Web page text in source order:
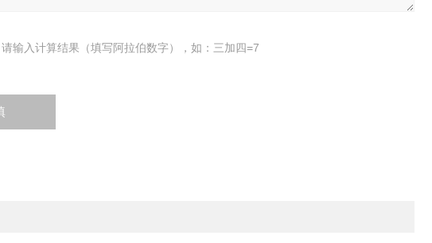
请输入计算结果（填写阿拉伯数字），如：三加四=7